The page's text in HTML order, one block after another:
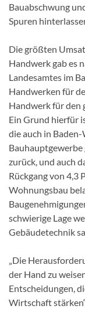
Bauabschwung
Spuren
Die größten
Handwerk gab es
Landesamtes im
Handwerken für
Handwerk für den
Ein Grund hierfür
die auch in
Bauhauptgewerbe
zurück, und auch
Rückgang von 4,3
Wohnungsbau
schwierige Lage
Gebäudetechnik
„Die
der Hand zu
Entscheidungen,
Wirtschaft